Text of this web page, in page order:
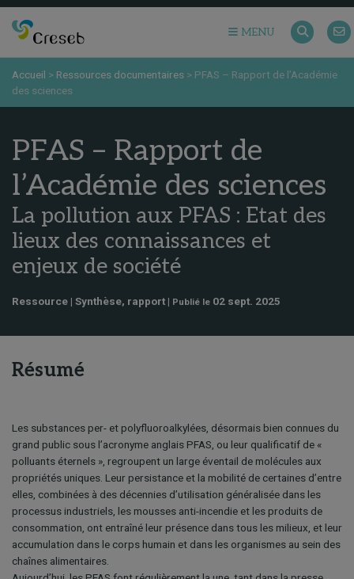
MENU
Accueil > Ressources documentaires > PFAS – Rapport de l’Académie
des sciences
PFAS – Rapport de
l’Académie des sciences
La pollution aux PFAS : Etat des
lieux des connaissances et
enjeux de société
Ressource | Synthèse, rapport | Publié le 02 sept. 2025
Résumé
Les substances per- et polyfluoroalkylées, désormais bien connues du
grand public sous l’acronyme anglais PFAS, ou leur qualificatif de «
polluants éternels », regroupent un large éventail de molécules aux
propriétés uniques. Leur persistance et la mobilité de certaines d’entre
elles, combinées à des décennies d’utilisation généralisée dans les
processus industriels, les mousses anti-incendie et les produits de
consommation, ont entraîné leur présence dans tous les milieux, et leur
accumulation dans le corps humain et dans les organismes au sein des
chaînes alimentaires.